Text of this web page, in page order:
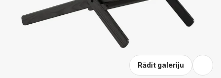
Rādīt galeriju